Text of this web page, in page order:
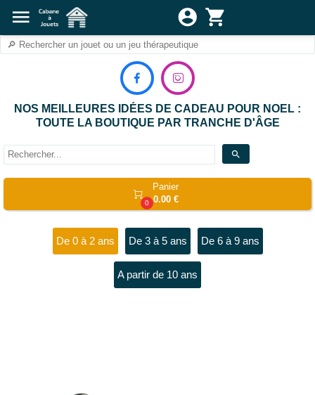
 
NOS MEILLEURES IDÉES DE CADEAU POUR NOEL :
TOUTE LA BOUTIQUE PAR TRANCHE D'ÂGE
search

0
Panier
0.00 €
De 0 à 2 ans De 3 à 5 ans De 6 à 9 ans
A partir de 10 ans
menu account_circle shopping_cart